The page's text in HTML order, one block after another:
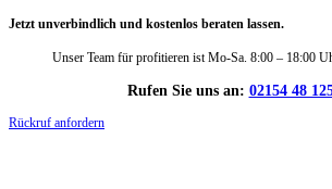
Jetzt unverbindlich und kostenlos beraten lassen.
Unser Team für profitieren ist Mo-Sa. 8:00 – 18:00
Rufen Sie uns an: 02154 48
Rückruf anfordern